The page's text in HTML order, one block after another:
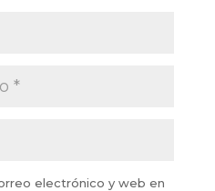
electrónico y web en